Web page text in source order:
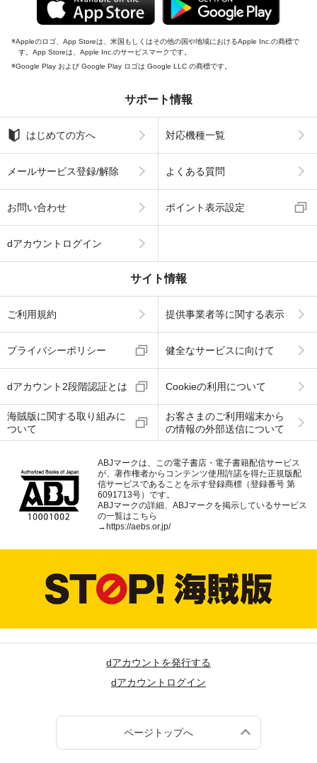
Appleのロゴ、App Storeは、米国もしくはその他の国や地域におけるApple Inc.の商標で
す。App Storeは、Apple Inc.のサービスマークです。
Google Play および Google Play ロゴは Google LLC の商標です。
サポート情報
はじめての方へ 対応機種一覧
メールサービス登録/解除 よくある質問
お問い合わせ ポイント表示設定
dアカウントログイン
サイト情報
ご利用規約 提供事業者等に関する表示
プライバシーポリシー 健全なサービスに向けて
dアカウント2段階認証とは Cookieの利用について
海賊版に関する取り組みに
ついて
お客さまのご利用端末から
の情報の外部送信について
ABJマークは、この電子書店・電子書籍配信サービス
が、著作権者からコンテンツ使用許諾を得た正規版配
信サービスであることを示す登録商標（登録番号 第
6091713号）です。
ABJマークの詳細、ABJマークを掲示しているサービス
の一覧はこちら
→ https://aebs.or.jp/
dアカウントを発行する
dアカウントログイン
ページトップへ